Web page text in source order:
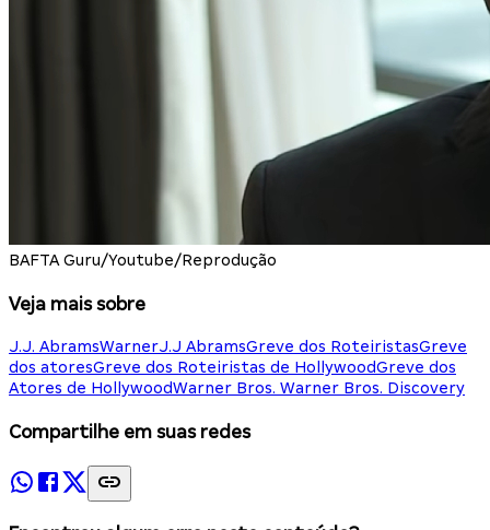
BAFTA Guru/Youtube/Reprodução
Veja mais sobre
J.J. AbramsWarnerJ.J AbramsGreve dos RoteiristasGreve
dos atoresGreve dos Roteiristas de HollywoodGreve dos
Atores de HollywoodWarner Bros. Warner Bros. Discovery
Compartilhe em suas redes